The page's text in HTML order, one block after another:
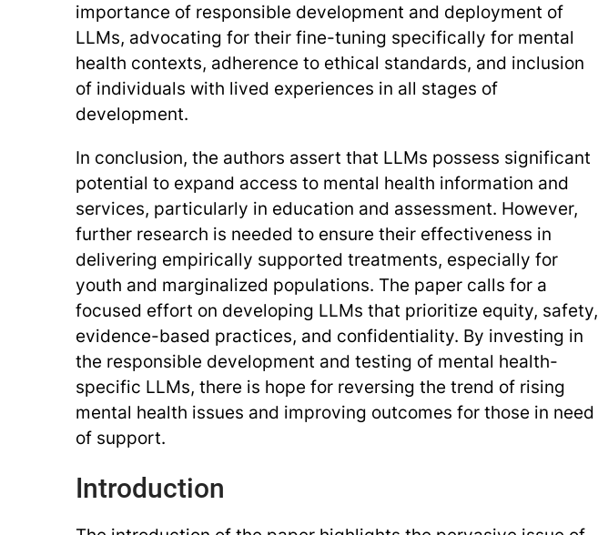
importance of responsible development and deployment of
LLMs, advocating for their fine-tuning specifically for mental
health contexts, adherence to ethical standards, and inclusion
of individuals with lived experiences in all stages of
development.
In conclusion, the authors assert that LLMs possess significant
potential to expand access to mental health information and
services, particularly in education and assessment. However,
further research is needed to ensure their effectiveness in
delivering empirically supported treatments, especially for
youth and marginalized populations. The paper calls for a
focused effort on developing LLMs that prioritize equity, safety,
evidence-based practices, and confidentiality. By investing in
the responsible development and testing of mental health-
specific LLMs, there is hope for reversing the trend of rising
mental health issues and improving outcomes for those in need
of support.
Introduction